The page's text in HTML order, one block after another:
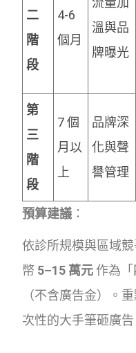
二
階
段
4-6
個月
溫與品
牌曝光
第
三
階
段
7 個
月以
上
品牌深
化與聲
譽管理
預算建議 ：
依診所規模與區域
幣 5–15 萬元 作為
（不含廣告金）。
次性的大手筆砸廣告